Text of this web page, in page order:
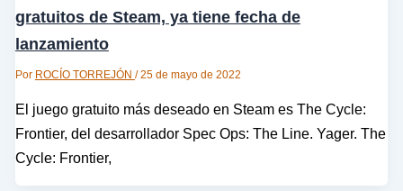
gratuitos de Steam, ya tiene fecha de
lanzamiento
Por ROCÍO TORREJÓN /25 de mayo de 2022
El juego gratuito más deseado en Steam es The Cycle:
Frontier, del desarrollador Spec Ops: The Line. Yager. The
Cycle: Frontier,